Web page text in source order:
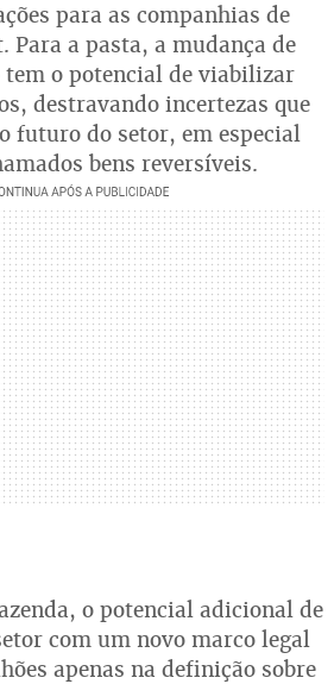
para as companhias de
Para a pasta, a mudança de
o potencial de viabilizar
destravando incertezas que
futuro do setor, em especial
bens reversíveis.
o potencial adicional de
com um novo marco legal
apenas na definição sobre